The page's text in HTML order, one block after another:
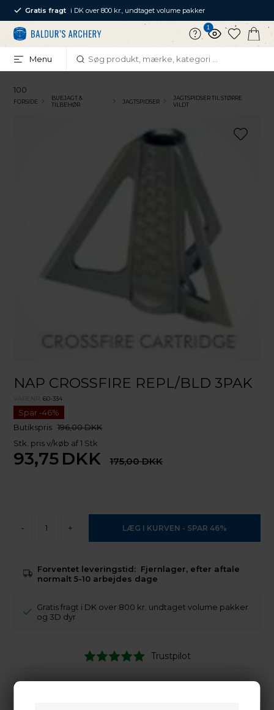
Gratis fragt i DK over 800 kr., undtaget volume pakker
1
Menu
100
FORSIDE
BUEJAGT &
TILBEHØR
JAGTSPIDSER
JAGTSPIDSER TIL STØRRE
VILDT
NAP CROSSFIRE REPL/BLD 3PAK
VARENR.60-334
Butikspris 196,00 DKK
Stk. pris v/køb af 1 Stk
93,75 DKK 175,00
- +
Forventet leveringstid: Fjernlager, efter aftale
normalt 5-10 arbejdes dage
Gratis fragt i DK over 800 kr. undtaget volume pakker
og 3D dyr
Trustpilot
Reserve jagtblade for NAP Crossfire 100-125gr.